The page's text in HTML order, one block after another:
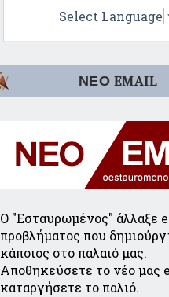
Select Language
ΝΕΟ EMAIL
Ο "Εσταυρωμένος" άλλαξε
προβλήματος που
κάποιος στο παλαιό μας.
Αποθηκεύσετε το νέο μας
καταργήσετε το παλιό.